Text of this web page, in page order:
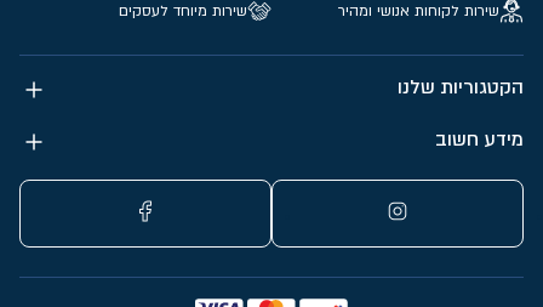
שירות לקוחות אנושי ומהיר
שירות מיוחד לעסקים
הקטגוריות שלנו
מידע חשוב